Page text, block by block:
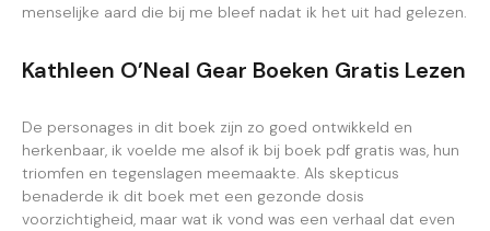
menselijke aard die bij me bleef nadat ik het uit had gelezen.
Kathleen O’Neal Gear Boeken Gratis Lezen
De personages in dit boek zijn zo goed ontwikkeld en
herkenbaar, ik voelde me alsof ik bij boek pdf gratis was, hun
triomfen en tegenslagen meemaakte. Als skepticus
benaderde ik dit boek met een gezonde dosis
voorzichtigheid, maar wat ik vond was een verhaal dat even